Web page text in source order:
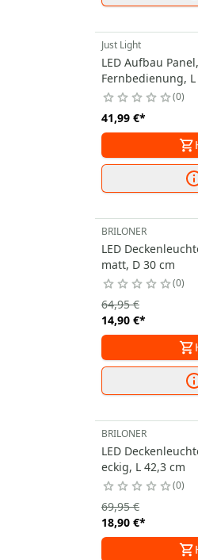
Just Light
LED Aufbau
Fernbedienung, L
0
41,99 €*
BRILONER
LED
matt, D 30 cm
0
14,90 €*
64,95 €
BRILONER
LED
eckig, L 42,3 cm
0
18,90 €*
69,95 €